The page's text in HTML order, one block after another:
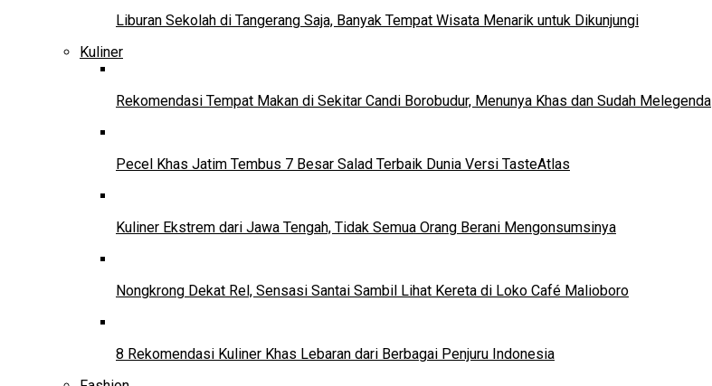
Liburan Sekolah di Tangerang Saja, Banyak Tempat Wisata Menarik untuk Dikunjungi
Kuliner
Rekomendasi Tempat Makan di Sekitar Candi Borobudur, Menunya Khas dan Sudah Melegenda
Pecel Khas Jatim Tembus 7 Besar Salad Terbaik Dunia Versi TasteAtlas
Kuliner Ekstrem dari Jawa Tengah, Tidak Semua Orang Berani Mengonsumsinya
Nongkrong Dekat Rel, Sensasi Santai Sambil Lihat Kereta di Loko Café Malioboro
8 Rekomendasi Kuliner Khas Lebaran dari Berbagai Penjuru Indonesia